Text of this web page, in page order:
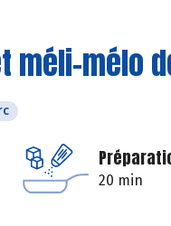
méli-mélo
20 min